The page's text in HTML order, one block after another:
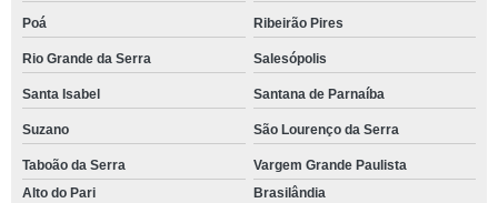
Poá Ribeirão Pires
Rio Grande da Serra Salesópolis
Santa Isabel Santana de Parnaíba
Suzano São Lourenço da Serra
Taboão da Serra
Vargem Grande Paulista
Alto do Pari
Brasilândia